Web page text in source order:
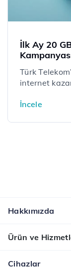
İlk Ay 20
​​​​​​Türk
internet
İncele
Hakkımızda
Ürün ve
Cihazlar